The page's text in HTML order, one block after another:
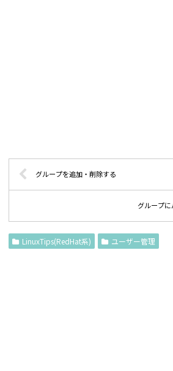
グループを追加・削除する
グループ
LinuxTips(RedHat系) ユーザー管理